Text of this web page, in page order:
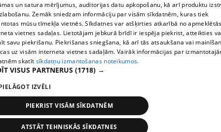
Полное или частичное распространение или копирование
информации из баз данных 1188 в любой форме строго
запрещено. Также запрещается автоматическое
скачивание информации. Перепубликация любого
материала, опубликованного на сайте 1188 , возможна
только с согласия редакции сайта 1188.
Служба помощи портала: э-почта -
РазработаноSIA Helio Media2004-2026
un satura mērījumus, auditorijas datu apkopošanu, kā arī produktu
Zemāk sniedzam informāciju par visām sīkdatnēm, kuras tiek
mūsu tīmekļa vietnēs. Sīkdatnes var atšķirties atkarībā no
vietnes sadaļas. Lietotājam jebkurā brīdī ir iespēja piekrist, atteikties
savu piekrišanu. Piekrišanas sniegšana, kā arī tās atsaukšana vai
uz visām interneta vietnes sadaļām. Vairāk informācijas par
skatīt sīkdatņu izmantošanas noteikumos.
VISUS PARTNERUS (1718) →
IZVĒLI
PIEKRIST VISĀM SĪKDATNĒM
ATSTĀT TEHNISKĀS SĪKDATNES